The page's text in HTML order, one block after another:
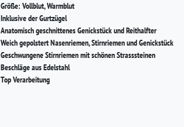
Größe: Vollblut, Warmblut
Inklusive der Gurtzügel
Anatomisch geschnittenes Genickstück und Reithalfter
Weich gepolstert Nasenriemen, Stirnriemen und Genickstück
Geschwungene Stirnriemen mit schönen Strasssteinen
Beschläge aus Edelstahl
Top Verarbeitung